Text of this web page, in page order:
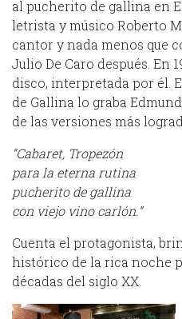
al pucherito de gallina en
letrista y músico Roberto
cantor y nada menos que
Julio De Caro después. En
disco, interpretada por él.
de Gallina lo graba
de las versiones más
“Cabaret, Tropezón
para la eterna rutina
pucherito de gallina
con viejo vino carlón.”
Cuenta el protagonista,
histórico de la rica noche
décadas del siglo XX.